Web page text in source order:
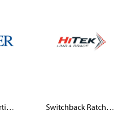
1018 - Pièces d’articulation de genou modulaire à verrou à cliquet Switchback Ratchet Lock Joint Spring and T-Nut